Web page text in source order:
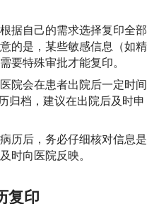
据自己的需求选择复印全部
的是，某些敏感信息（如精
要特殊审批才能复印。
院会在患者出院后一定时间
归档，建议在出院后及时申
历后，务必仔细核对信息是
时向医院反映。
复印